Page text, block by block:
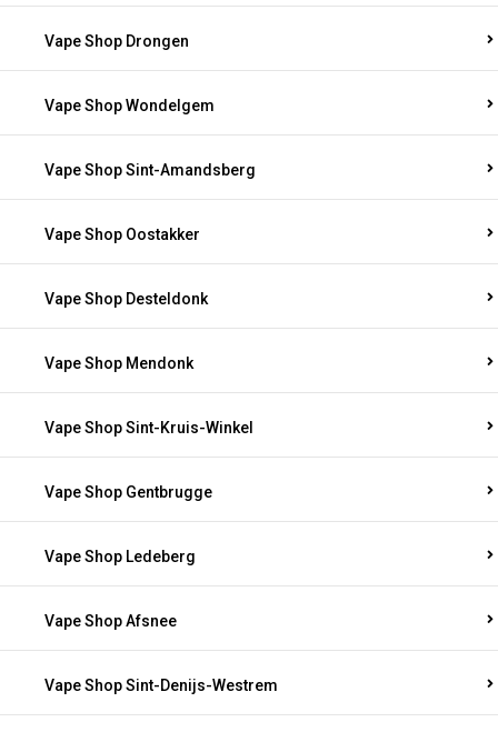
Vape Shop Drongen
Vape Shop Wondelgem
Vape Shop Sint-Amandsberg
Vape Shop Oostakker
Vape Shop Desteldonk
Vape Shop Mendonk
Vape Shop Sint-Kruis-Winkel
Vape Shop Gentbrugge
Vape Shop Ledeberg
Vape Shop Afsnee
Vape Shop Sint-Denijs-Westrem